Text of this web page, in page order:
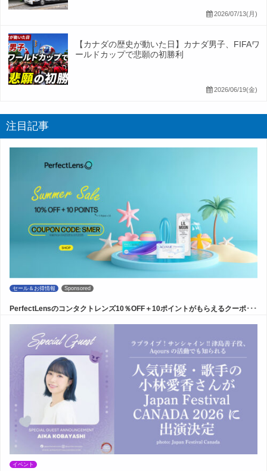
2026/07/13(月)
【カナダの歴史が動いた日】カナダ男子、FIFAワ
ールドカップで悲願の初勝利
2026/06/19(金)
注目記事
セール＆お得情報 Sponsored
PerfectLensのコンタクトレンズ10％OFF＋10ポイントがもらえるクーポ･･･
イベント